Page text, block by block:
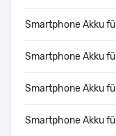
Smartphone Akku
Smartphone Akku
Smartphone Akku
Smartphone Akku